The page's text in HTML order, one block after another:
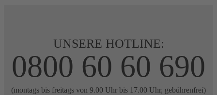
UNSERE HOTLINE:
0800 60 60 690
(montags bis freitags von 9.00 Uhr bis 17.00 Uhr, gebührenfrei)